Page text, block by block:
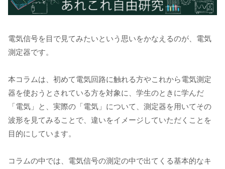
電気信号を目で見てみたいという思いをかなえるのが、電気
測定器です。
本コラムは、初めて電気回路に触れる方やこれから電気測定
器を使おうとされている方を対象に、学生のときに学んだ
「電気」と、実際の「電気」について、測定器を用いてその
波形を見てみることで、違いをイメージしていただくことを
目的にしています。
コラムの中では、電気信号の測定の中で出てくる基本的なキ